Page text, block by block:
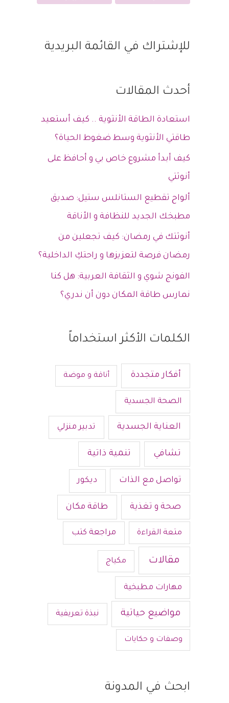
للإشتراك في القائمة البريدية
أحدث المقالات
استعادة الطاقة الأنثوية .. كيف أستعيد
طاقتي الأنثوية وسط ضغوط الحياة؟
كيف أبدأ مشروع خاص بي و أحافظ على
أنوثتي
ألواح تقطيع الستانلس ستيل: صديق
مطبخك الجديد للنظافة و الأناقة
أنوثتك في رمضان: كيف تجعلين من
رمضان فرصة لتعزيزها و راحتكِ الداخلية؟
الفونج شوي و الثقافة العربية: هل كنا
نمارس طاقة المكان دون أن ندري؟
الكلمات الأكثر استخداماً
أفكار متجددة أناقة و موضة
الصحة الجسدية
العناية الجسدية تدبير منزلي
تشافي تنمية ذاتية
تواصل مع الذات ديكور
صحة و تغذية طاقة مكان
متعة القراءة مراجعة كتب
مقالات مكياج
مهارات مطبخية
مواضيع حياتية نبذة تعريفية
وصفات و حكايات
ابحث في المدونة